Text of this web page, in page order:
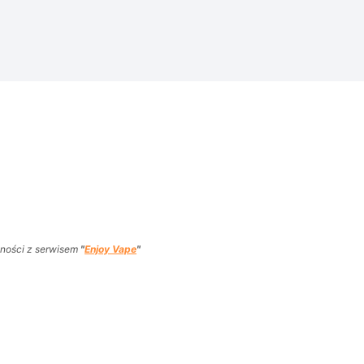
z serwisem "Enjoy Vape"